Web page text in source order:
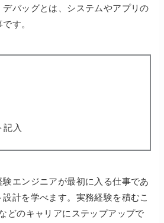
バッグとは、システムやアプリの
す。
記入
エンジニアが最初に入る仕事であ
計を学べます。実務経験を積むこ
どのキャリアにステップアップで